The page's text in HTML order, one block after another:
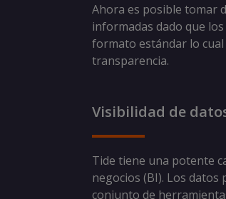
Ahora es posible tomar
informadas dado que
formato estándar lo
transparencia.
Visibilidad de
Tide tiene una potente
negocios (BI). Los
conjunto de